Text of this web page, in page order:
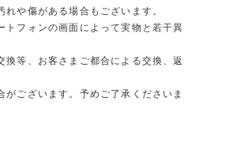
や傷がある場合もございます。
トフォンの画面によって実物と若干異
換等、お客さまご都合による交換、返
がございます。予めご了承くださいま